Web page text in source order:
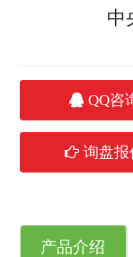
中
QQ咨
询盘报
产品介绍